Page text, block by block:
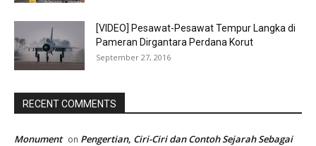
[VIDEO] Pesawat-Pesawat Tempur Langka di
Pameran Dirgantara Perdana Korut
September 27, 2016
RECENT COMMENTS
Monument on Pengertian, Ciri-Ciri dan Contoh Sejarah Sebagai